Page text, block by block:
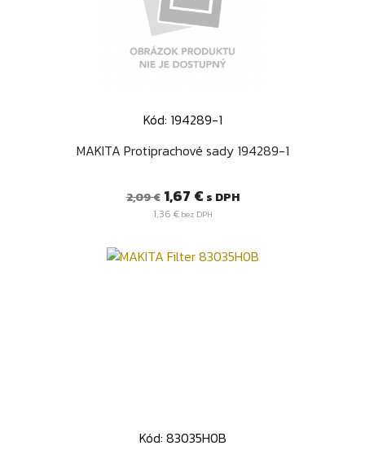
Kód: 194289-1
MAKITA Protiprachové sady 194289-1
Bežná
cena
2,09 € Cena
1,67 € s DPH
1,36 €bez DPH
Kód: 83035H0B